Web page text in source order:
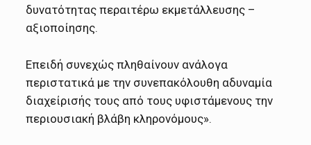
δυνατότητας περαιτέρω εκμετάλλευσης –
αξιοποίησης.
Επειδή συνεχώς πληθαίνουν ανάλογα
περιστατικά με την συνεπακόλουθη αδυναμία
διαχείρισής τους από τους υφιστάμενους την
περιουσιακή βλάβη κληρονόμους».